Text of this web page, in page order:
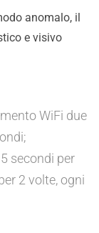
anomalo, il
e visivo
WiFi due
secondi per
2 volte, ogni